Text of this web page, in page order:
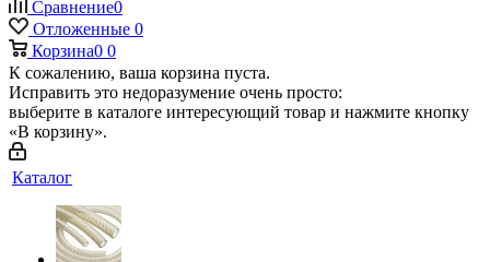
Сравнение0
Отложенные 0
Корзина0 0
К сожалению, ваша корзина пуста.
Исправить это недоразумение очень просто:
выберите в каталоге интересующий товар и нажмите кнопку
«В корзину».
Каталог